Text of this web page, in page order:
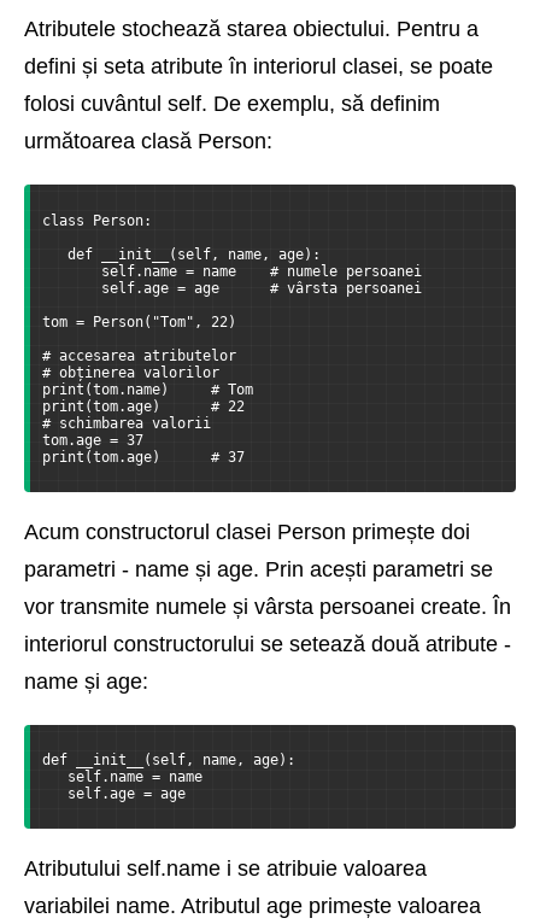
Atributele stochează starea obiectului. Pentru a
defini și seta atribute în interiorul clasei, se poate
folosi cuvântul self. De exemplu, să definim
următoarea clasă Person:
class Person:
def __init__(self, name, age):
self.name = name    # numele persoanei
self.age = age      # vârsta persoanei
tom = Person("Tom", 22)
# accesarea atributelor
# obținerea valorilor
print(tom.name)     # Tom
print(tom.age)      # 22
# schimbarea valorii
tom.age = 37
print(tom.age)      # 37
Acum constructorul clasei Person primește doi
parametri - name și age. Prin acești parametri se
vor transmite numele și vârsta persoanei create. În
interiorul constructorului se setează două atribute -
name și age:
def __init__(self, name, age):
self.name = name
self.age = age
Atributului self.name i se atribuie valoarea
variabilei name. Atributul age primește valoarea